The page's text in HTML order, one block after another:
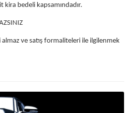
kira bedeli kapsamındadır.
almaz ve satış formaliteleri ile ilgilenmek